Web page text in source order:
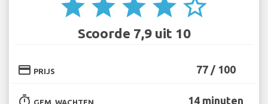
star star star star star_border
Scoorde 7,9 uit 10
credit_card PRIJS 77 / 100
timer GEM. WACHTEN 14 minuten